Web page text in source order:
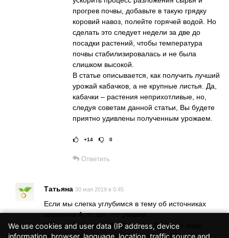
прогрев почвы, добавьте в такую грядку
коровий навоз, полейте горячей водой. Но
сделать это следует недели за две до
посадки растений, чтобы температура
почвы стабилизировалась и не была
слишком высокой.
В статье описывается, как получить лучший
урожай кабачков, а не крупные листья. Да,
кабачки – растения неприхотливые, но,
следуя советам данной статьи, Вы будете
приятно удивлены полученным урожаем.
Рейтинг статьи:
+14 0
Ответить
Татьяна 30 мая 2019 в 0:45
Если мы слегка углубимся в тему об источниках
витамина А, то вот что узнаем…
Истинный витамин A – Ретино́л. В чистом виде
нестабилен, встречается как в растительных
We use cookies and user data (IP address, device
information, browser, language, location, traffic source and